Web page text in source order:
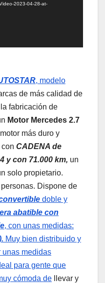
2023-04-28-at-
, modelo
de más calidad de
fabricación de
Motor Mercedes 2.7
más duro y
CADENA de
y con 71.000 km, un
solo propietario.
personas. Dispone de
doble y
abatible con
, con unas medidas:
. Muy bien distribuido y
unas medidas
para gente que
cómoda de llevar y